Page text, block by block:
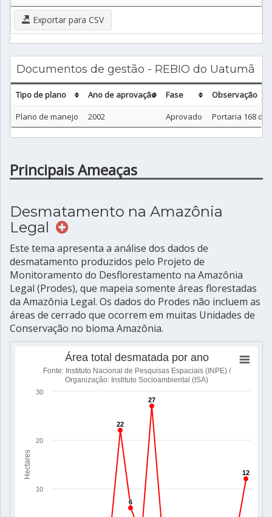
Exportar para CSV
Documentos de gestão - REBIO do Uatumã
Tipo de plano Ano de aprovação Fase
Observação
Plano de manejo
2002 Aprovado Portaria 168 de
Principais Ameaças
Desmatamento na Amazônia
Legal
Este tema apresenta a análise dos dados de
desmatamento produzidos pelo Projeto de
Monitoramento do Desflorestamento na Amazônia
Legal (Prodes), que mapeia somente áreas florestadas
da Amazônia Legal. Os dados do Prodes não incluem as
áreas de cerrado que ocorrem em muitas Unidades de
Conservação no bioma Amazônia.